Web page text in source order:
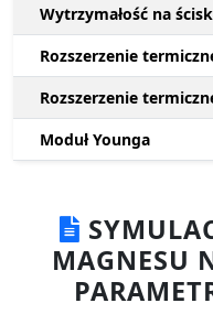
Wytrzymałość na
Rozszerzenie
Rozszerzenie
Moduł Younga
MAGNESU